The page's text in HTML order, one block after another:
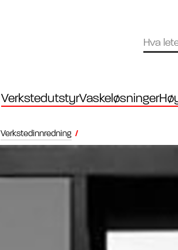
VerkstedutstyrVaskeløsninger
Verkstedinnredning /